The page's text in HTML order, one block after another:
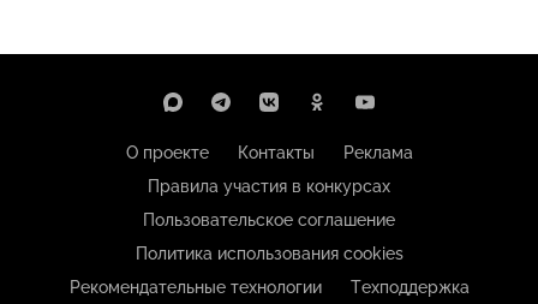
О проекте Контакты
Реклама
Правила участия в конкурсах
Пользовательское соглашение
Политика использования cookies
Рекомендательные технологии
Техподдержка